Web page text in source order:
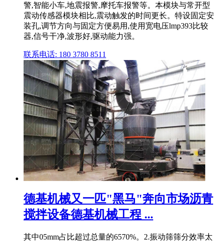
警,智能小车,地震报警,摩托车报警等。本模块与常开型
震动传感器模块相比,震动触发的时间更长。特设固定安
装孔,调节方向与固定方便易用,使用宽电压lmp393比较
器,信号干净,波形好,驱动能力强。
联系电话: 180 3780 8511
德基机械又一匹"黑马"奔向市场沥青
搅拌设备德基机械工程 ...
其中05mm占比超过总量的6570%。2.振动筛筛分效率太